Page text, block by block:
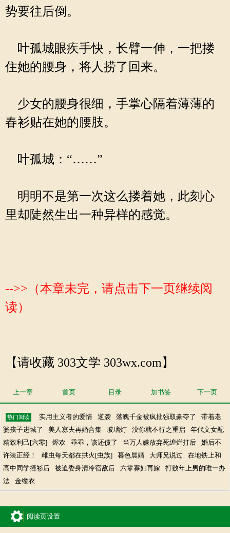
势要往后倒。
叶孤城眼疾手快，长臂一伸，一把搂
住她的腰身，将人捞了回来。
少女的腰身很细，手掌心隔着薄薄的
春衫贴在她的腰肢。
叶孤城：“……”
明明不是第一次这么搂着她，此刻心
里却陡然生出一种异样的感觉。
-->>（本章未完，请点击下一页继续阅
读）
【请收藏 303文学 303wx.com】
上一章 首页 目录 加书签 下一页
热门阅读 实用主义者的爱情 逆袭 落魄千金被疯批强取豪夺了
带着老
婆孩子进城了
美人寡夫再婚合集 玻璃灯 没你就不行之重启
年代文女配
精致利己[六零]
烬欢 乖乖，该还债了 当万人嫌放弃死缠烂打后
婚后不
许装正经！
雌虫每天都在拱火[虫族] 暮色晨婚 大师兄说过
在地铁上和
高中同学撞衫后
被迫委身清冷宿敌后 六零寡妇再嫁
打败年上男的唯一办
法
金缕衣
阅读页设置